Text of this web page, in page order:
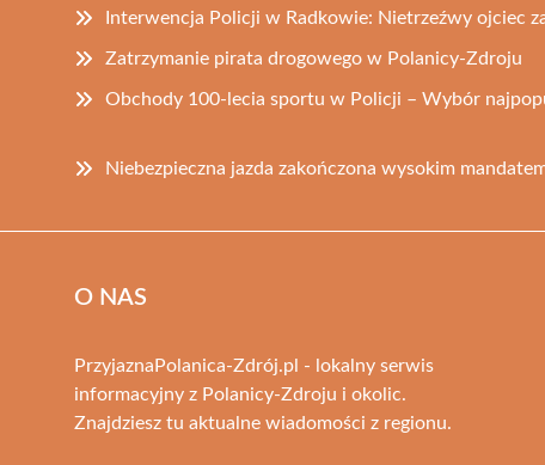
Interwencja Policji w Radkowie: Nietrzeźwy ojciec
Zatrzymanie pirata drogowego w Polanicy-Zdroju
Obchody 100-lecia sportu w Policji – Wybór
Niebezpieczna jazda zakończona wysokim
O NAS
PrzyjaznaPolanica-Zdrój.pl - lokalny serwis
informacyjny z Polanicy-Zdroju i okolic.
Znajdziesz tu aktualne wiadomości z regionu.